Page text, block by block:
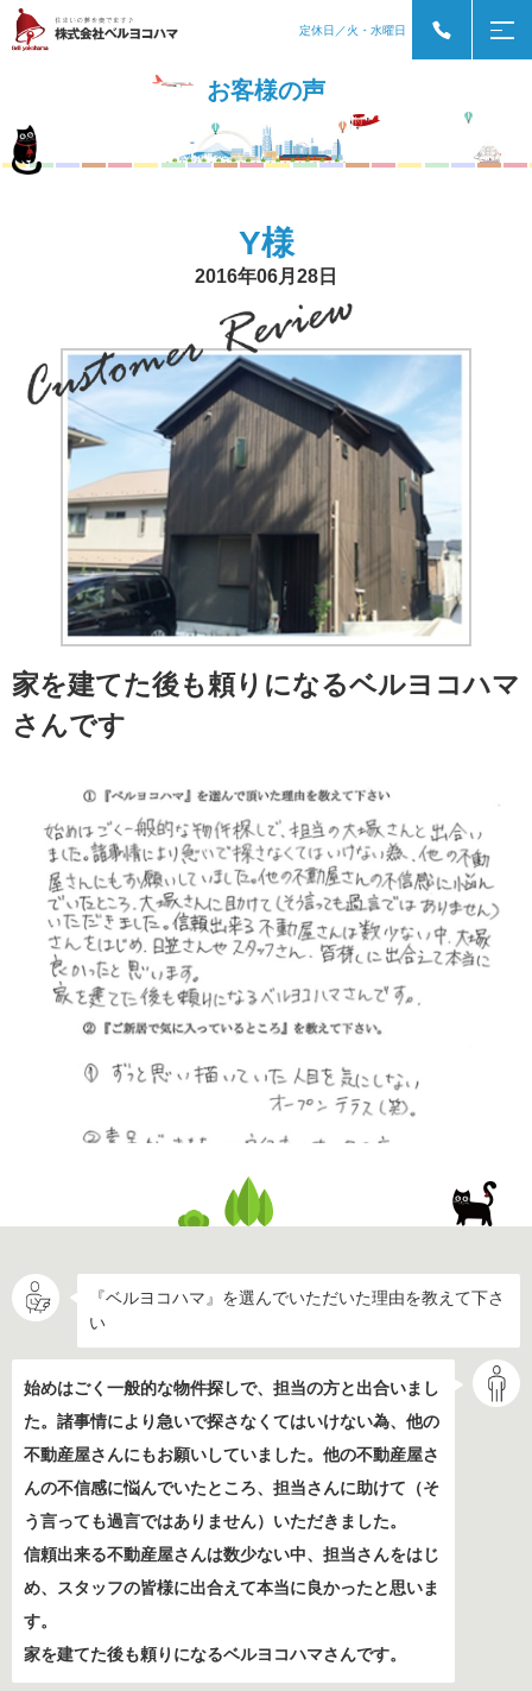
定休日／火・水曜日
お客様の声
Y様
2016年06月28日
家を建てた後も頼りになるベルヨコハマ
さんです
『ベルヨコハマ』を選んでいただいた理由を教えて下さ
い
始めはごく一般的な物件探しで、担当の方と出合いまし
た。諸事情により急いで探さなくてはいけない為、他の
不動産屋さんにもお願いしていました。他の不動産屋さ
んの不信感に悩んでいたところ、担当さんに助けて（そ
う言っても過言ではありません）いただきました。
信頼出来る不動産屋さんは数少ない中、担当さんをはじ
め、スタッフの皆様に出合えて本当に良かったと思いま
す。
家を建てた後も頼りになるベルヨコハマさんです。